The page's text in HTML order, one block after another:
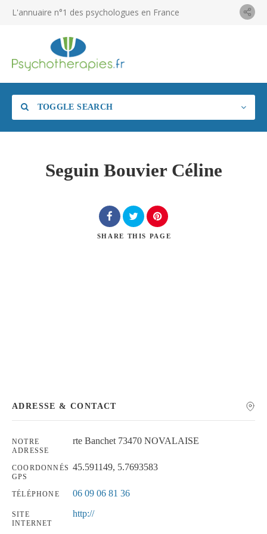
L'annuaire n°1 des psychologues en France
TOGGLE SEARCH
Seguin Bouvier Céline
SHARE THIS PAGE
ADRESSE & CONTACT
NOTRE
ADRESSE
rte Banchet 73470 NOVALAISE
COORDONNÉS
GPS
45.591149, 5.7693583
TÉLÉPHONE 06 09 06 81 36
SITE
INTERNET
http://